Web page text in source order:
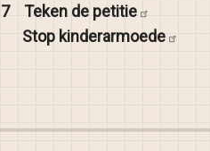
7Teken de petitie
Stop kinderarmoede